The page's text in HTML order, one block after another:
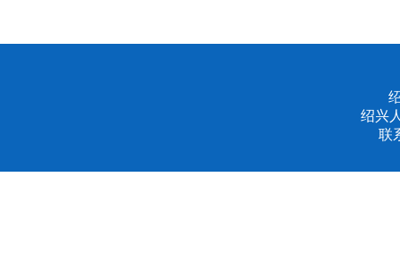
绍兴
联